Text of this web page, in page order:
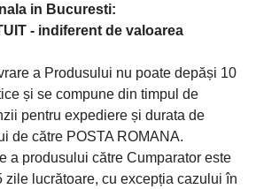
in Bucuresti:
- indiferent de valoarea
a Produsului nu poate depăși 10
și se compune din timpul de
pentru expediere și durata de
de către POSTA ROMANA.
a produsului către Cumparator este
zile lucrătoare, cu excepția cazului în